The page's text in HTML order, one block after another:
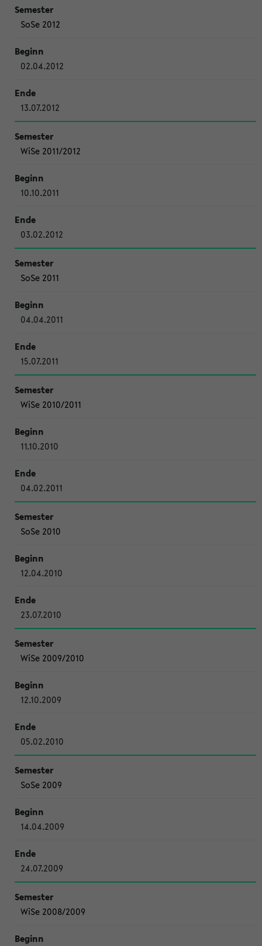
SoSe 2012
02.04.2012
13.07.2012
WiSe 2011/2012
10.10.2011
03.02.2012
SoSe 2011
04.04.2011
15.07.2011
WiSe 2010/2011
11.10.2010
04.02.2011
SoSe 2010
12.04.2010
23.07.2010
WiSe 2009/2010
12.10.2009
05.02.2010
SoSe 2009
14.04.2009
24.07.2009
WiSe 2008/2009